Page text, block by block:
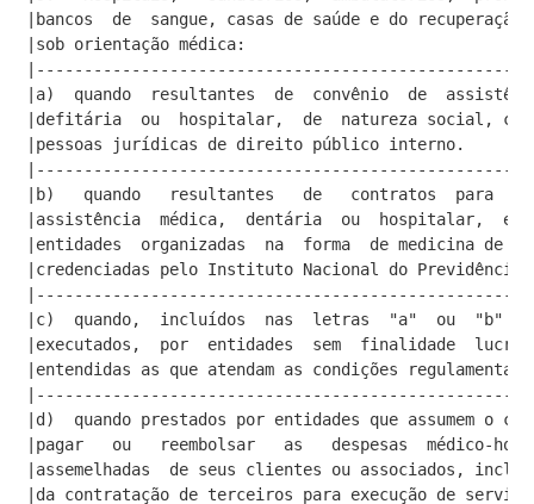
|bancos  de  sangue, casas de saúde e do
|sob orientação médica:
|a)  quando  resultantes  de  convênio  de
|defitária  ou  hospitalar,  de  natureza
|pessoas jurídicas de direito público
|b)   quando   resultantes   de   contratos
|assistência  médica,  dentária  ou
|entidades  organizadas  na  forma  de
|credenciadas pelo Instituto Nacional do
|c)  quando,  incluídos  nas  letras  "a"  ou
|executados,  por  entidades  sem
|entendidas as que atendam as condições
|d)  quando prestados por entidades que
|pagar   ou   reembolsar   as   despesas
|assemelhadas  de seus clientes ou
|da contratação de terceiros para execução